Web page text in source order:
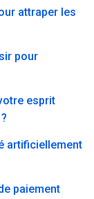
attraper les
pour
esprit
artificiellement
paiement